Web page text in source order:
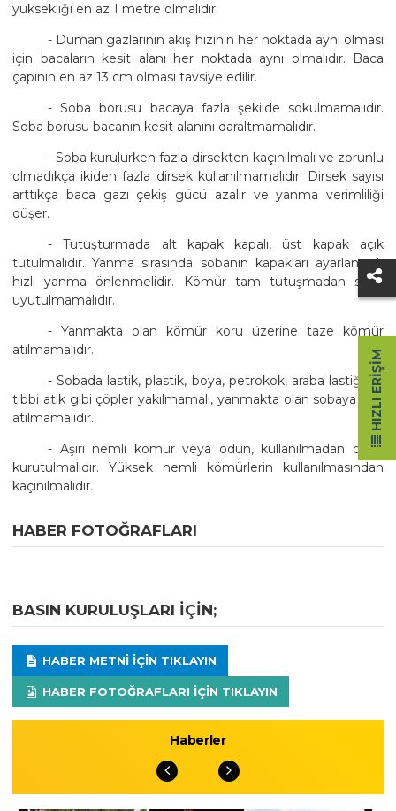
yüksekliği en az 1 metre olmalıdır.
- Duman gazlarının akış hızının her noktada aynı olması
için bacaların kesit alanı her noktada aynı olmalıdır. Baca
çapının en az 13 cm olması tavsiye edilir.
- Soba borusu bacaya fazla şekilde sokulmamalıdır.
Soba borusu bacanın kesit alanını daraltmamalıdır.
- Soba kurulurken fazla dirsekten kaçınılmalı ve zorunlu
olmadıkça ikiden fazla dirsek kullanılmamalıdır. Dirsek sayısı
arttıkça baca gazı çekiş gücü azalır ve yanma verimliliği
düşer.
- Tutuşturmada alt kapak kapalı, üst kapak açık
tutulmalıdır. Yanma sırasında sobanın kapakları ayarlanarak
hızlı yanma önlenmelidir. Kömür tam tutuşmadan soba
uyutulmamalıdır.
- Yanmakta olan kömür koru üzerine taze kömür
atılmamalıdır.
- Sobada lastik, plastik, boya, petrokok, araba lastiği ve
tıbbi atık gibi çöpler yakılmamalı, yanmakta olan sobaya çöp
atılmamalıdır.
- Aşırı nemli kömür veya odun, kullanılmadan önce
kurutulmalıdır. Yüksek nemli kömürlerin kullanılmasından
kaçınılmalıdır.
HABER FOTOĞRAFLARI
BASIN KURULUŞLARI IÇIN;
HABER METNI IÇIN TIKLAYIN
HABER FOTOĞRAFLARI IÇIN TIKLAYIN
Haberler
HIZLI ERIŞIM